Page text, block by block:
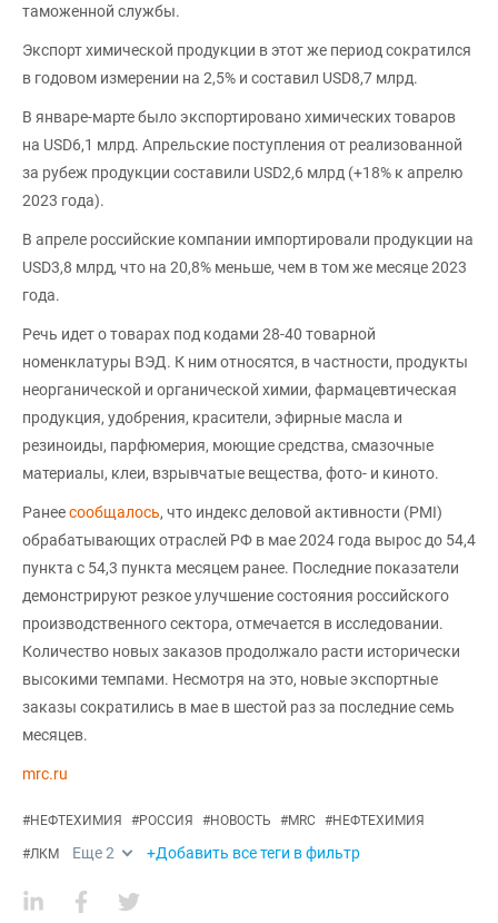
таможенной службы.
Экспорт химической продукции в этот же период сократился
в годовом измерении на 2,5% и составил USD8,7 млрд.
В январе-марте было экспортировано химических товаров
на USD6,1 млрд. Апрельские поступления от реализованной
за рубеж продукции составили USD2,6 млрд (+18% к апрелю
2023 года).
В апреле российские компании импортировали продукции на
USD3,8 млрд, что на 20,8% меньше, чем в том же месяце 2023
года.
Речь идет о товарах под кодами 28-40 товарной
номенклатуры ВЭД. К ним относятся, в частности, продукты
неорганической и органической химии, фармацевтическая
продукция, удобрения, красители, эфирные масла и
резиноиды, парфюмерия, моющие средства, смазочные
материалы, клеи, взрывчатые вещества, фото- и киното.
Ранеесообщалось, что индекс деловой активности (PMI)
обрабатывающих отраслей РФ в мае 2024 года вырос до 54,4
пункта с 54,3 пункта месяцем ранее. Последние показатели
демонстрируют резкое улучшение состояния российского
производственного сектора, отмечается в исследовании.
Количество новых заказов продолжало расти исторически
высокими темпами. Несмотря на это, новые экспортные
заказы сократились в мае в шестой раз за последние семь
месяцев.
mrc.ru
#НЕФТЕХИМИЯ #РОССИЯ #НОВОСТЬ #MRC #НЕФТЕХИМИЯ
#ЛКМ Еще2 +Добавить все теги в фильтр